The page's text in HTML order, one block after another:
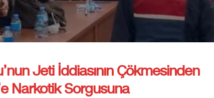
Jeti İddiasının Çökmesinden
Narkotik Sorgusuna